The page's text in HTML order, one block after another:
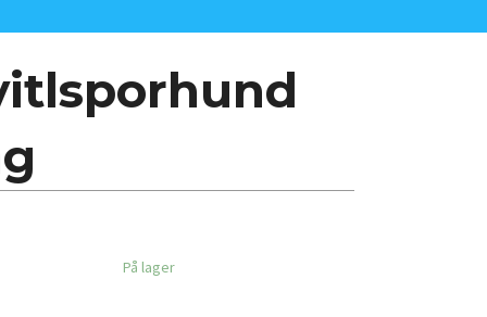
På lager